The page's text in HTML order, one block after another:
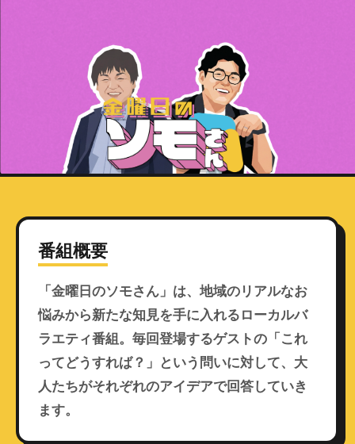
番組概要
「金曜日のソモさん」は、地域のリアルなお
悩みから新たな知見を手に入れるローカルバ
ラエティ番組。毎回登場するゲストの「これ
ってどうすれば？」という問いに対して、大
人たちがそれぞれのアイデアで回答していき
ます。